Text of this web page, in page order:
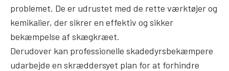
problemet. De er udrustet med de rette værktøjer og
kemikalier, der sikrer en effektiv og sikker
bekæmpelse af skægkræet.
Derudover kan professionelle skadedyrsbekæmpere
udarbejde en skræddersyet plan for at forhindre